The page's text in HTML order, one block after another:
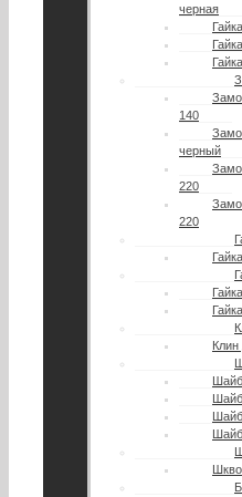
черная
140
черный
220
220
Клин